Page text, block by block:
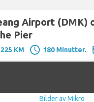
Airport (DMK)
Pier
225 KM schedule 180 Minutter.